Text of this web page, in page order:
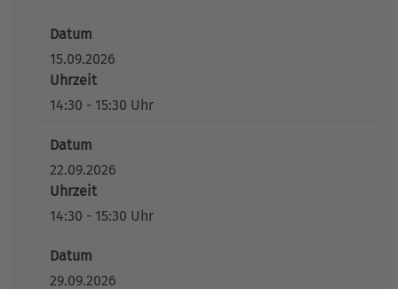
Datum
15.09.2026
Uhrzeit
14:30 - 15:30 Uhr
Datum
22.09.2026
Uhrzeit
14:30 - 15:30 Uhr
Datum
29.09.2026